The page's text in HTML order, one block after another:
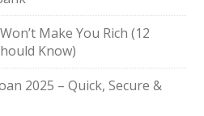
Make You Rich (12
Know)
2025 – Quick, Secure &